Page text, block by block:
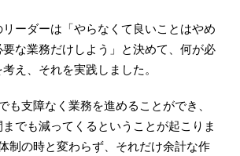
ーダーは「やらなくて良いことはやめ
な業務だけしよう」と決めて、何が必
え、それを実践しました。
も支障なく業務を進めることができ、
でも減ってくるということが起こりま
制の時と変わらず、それだけ余計な作